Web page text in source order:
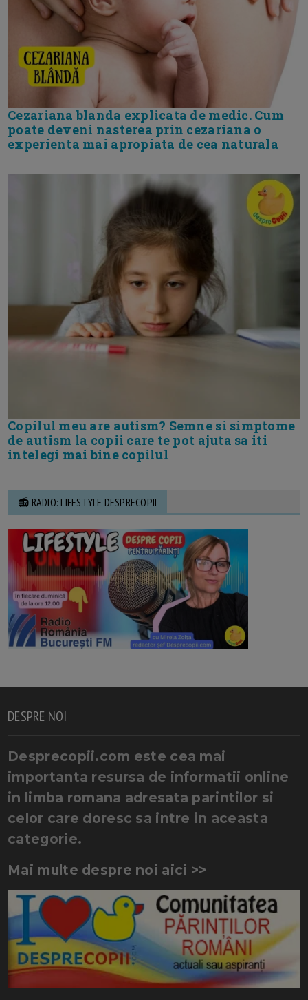
Cezariana blanda explicata de medic. Cum
poate deveni nasterea prin cezariana o
experienta mai apropiata de cea naturala
Copilul meu are autism? Semne si simptome
de autism la copii care te pot ajuta sa iti
intelegi mai bine copilul
📻 RADIO: LIFESTYLE DESPRECOPII
DESPRE NOI
Desprecopii.com este cea mai
importanta resursa de informatii online
in limba romana adresata parintilor si
celor care doresc sa intre in aceasta
categorie.
Mai multe despre noi aici >>